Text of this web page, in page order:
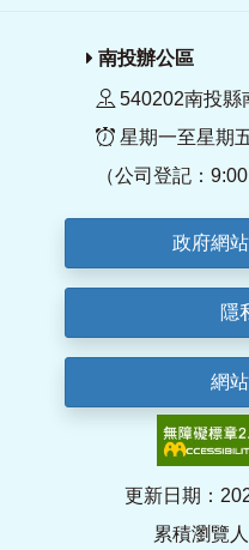
南投辦公區
540202南投縣
星期一至星期
（公司登記：
政府網
隱
網
更新日期：
累積瀏覽